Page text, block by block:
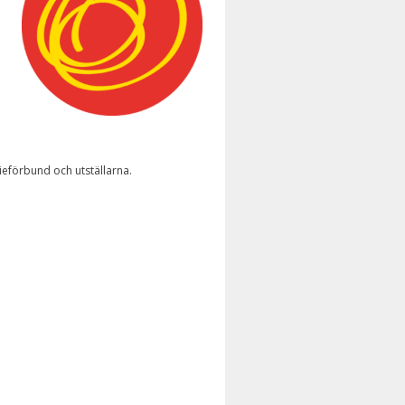
och utställarna.